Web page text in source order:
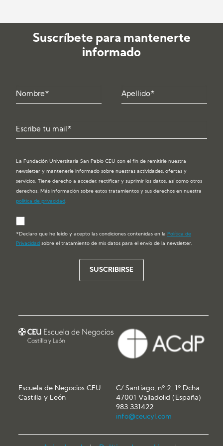
Suscríbete para mantenerte
informado
La Fundación Universitaria San Pablo CEU con el fin de remitirle nuestra
newsletter y mantenerle informado sobre nuestras actividades, ofertas y
servicios. Tiene derecho a acceder, rectificar y suprimir los datos, así como otros
derechos. Más información sobre estos tratamientos y sus derechos en nuestra
política de privacidad.
*Declaro que he leído y acepto las condiciones contenidas en la Política de
Privacidad sobre el tratamiento de mis datos para el envío de la newsletter.
Escuela de Negocios CEU
Castilla y León
C/ Santiago, nº 2, 1º Dcha.
47001 Valladolid (España)
983 331422
info@ceucyl.com